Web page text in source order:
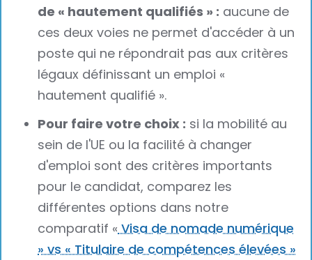
de « hautement qualifiés » : aucune de
ces deux voies ne permet d'accéder à un
poste qui ne répondrait pas aux critères
légaux définissant un emploi «
hautement qualifié ».
Pour faire votre choix : si la mobilité au
sein de l'UE ou la facilité à changer
d'emploi sont des critères importants
pour le candidat, comparez les
différentes options dans notre
comparatif « Visa de nomade numérique
» vs « Titulaire de compétences élevées »